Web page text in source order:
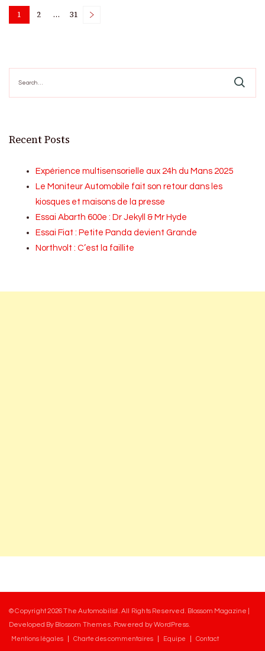
Posts
Page
1 Page
2 … Page
31
for:
Recent Posts
Expérience multisensorielle aux 24h du Mans 2025
Le Moniteur Automobile fait son retour dans les
kiosques et maisons de la presse
Essai Abarth 600e : Dr Jekyll & Mr Hyde
Essai Fiat : Petite Panda devient Grande
Northvolt : C’est la faillite
© Copyright 2026The Automobilist. All Rights Reserved. Blossom Magazine |
Developed By Blossom Themes. Powered byWordPress
Mentions légales Charte des commentaires Equipe Contact